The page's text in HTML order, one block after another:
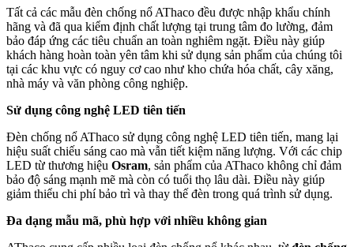
Tất cả các mẫu đèn chống nổ AThaco đều được nhập khẩu chính
hãng và đã qua kiểm định chất lượng tại trung tâm đo lường, đảm
bảo đáp ứng các tiêu chuẩn an toàn nghiêm ngặt. Điều này giúp
khách hàng hoàn toàn yên tâm khi sử dụng sản phẩm của chúng tôi
tại các khu vực có nguy cơ cao như kho chứa hóa chất, cây xăng,
nhà máy và văn phòng công nghiệp.
Sử dụng công nghệ LED tiên tiến
Đèn chống nổ AThaco sử dụng công nghệ LED tiên tiến, mang lại
hiệu suất chiếu sáng cao mà vẫn tiết kiệm năng lượng. Với các chip
LED từ thương hiệu Osram, sản phẩm của AThaco không chỉ đảm
bảo độ sáng mạnh mẽ mà còn có tuổi thọ lâu dài. Điều này giúp
giảm thiểu chi phí bảo trì và thay thế đèn trong quá trình sử dụng.
Đa dạng mẫu mã, phù hợp với nhiều không gian